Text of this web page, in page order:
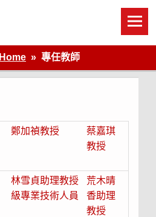
Home 專任教師
鄭加禎教授
蔡嘉琪
教授
林雪貞助理教授
級專業技術人員
荒木晴
香助理
教授